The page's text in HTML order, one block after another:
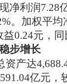
净利润7.28
。加权平
0.24元，
步增长
产达
亿元，